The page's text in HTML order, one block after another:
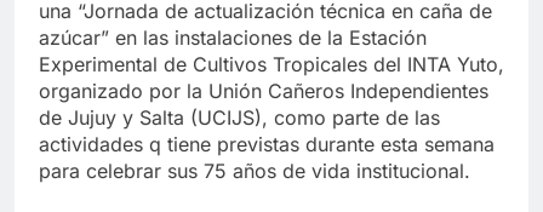
una “Jornada de actualización técnica en caña de
azúcar” en las instalaciones de la Estación
Experimental de Cultivos Tropicales del INTA Yuto,
organizado por la Unión Cañeros Independientes
de Jujuy y Salta (UCIJS), como parte de las
actividades q tiene previstas durante esta semana
para celebrar sus 75 años de vida institucional.